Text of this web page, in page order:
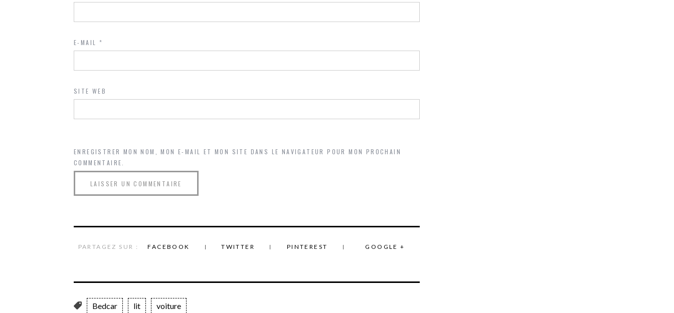
E-MAIL *
SITE WEB
ENREGISTRER MON NOM, MON E-MAIL ET MON SITE DANS LE NAVIGATEUR POUR MON PROCHAIN
COMMENTAIRE.
PARTAGEZ SUR : FACEBOOK TWITTER PINTEREST GOOGLE +
Bedcar lit voiture